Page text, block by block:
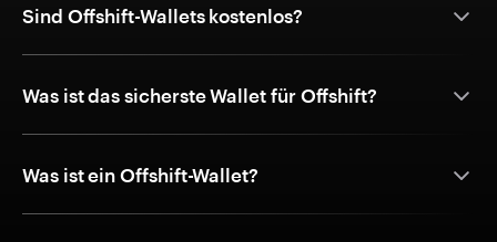
Sind Offshift-Wallets kostenlos?
Was ist das sicherste Wallet für Offshift?
Was ist ein Offshift-Wallet?